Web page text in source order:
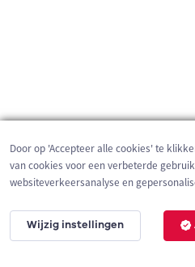
2 km
Door op 'Accepteer alle cookies' te
van cookies voor een verbeterde
websiteverkeersanalyse en
Wijzig instellingen